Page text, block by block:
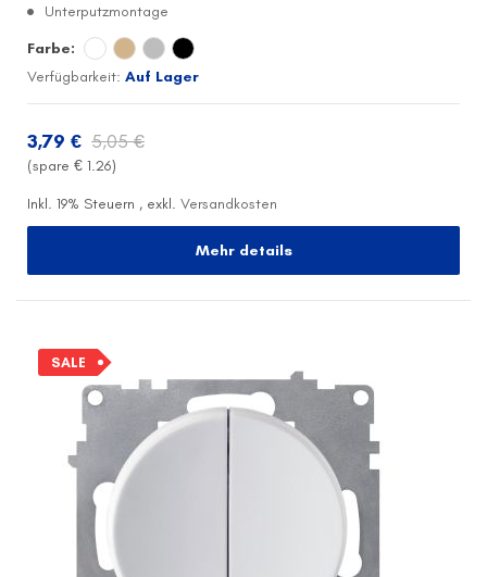
Unterputzmontage
Farbe:
Verfügbarkeit: Auf Lager
3,79 € 5,05 €
(spare € 1.26)
Inkl. 19% Steuern , exkl. Versandkosten
Mehr details
SALE